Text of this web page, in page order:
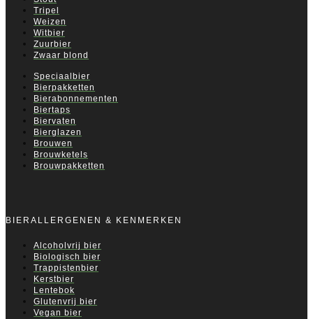
Tripel
Weizen
Witbier
Zuurbier
Zwaar blond
Speciaalbier
Bierpakketten
Bierabonnementen
Biertaps
Biervaten
Bierglazen
Brouwen
Brouwketels
Brouwpakketten
BIERALLERGENEN & KENMERKEN
Alcoholvrij bier
Biologisch bier
Trappistenbier
Kerstbier
Lentebok
Glutenvrij bier
Vegan bier